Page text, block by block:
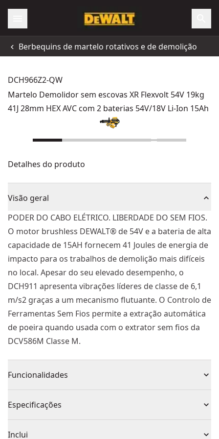
Berbequins de martelo rotativos e de demolição
DCH966Z2-QW
Martelo Demolidor sem escovas XR Flexvolt 54V 19kg
41J 28mm HEX AVC com 2 baterias 54V/18V Li-Ion 15Ah
Detalhes do produto
Visão geral
PODER DO CABO ELÉTRICO. LIBERDADE DO SEM FIOS.
O motor brushless DEWALT® de 54V e a bateria de alta
capacidade de 15AH fornecem 41 Joules de energia de
impacto para os trabalhos de demolição mais difíceis
no local. Apesar do seu elevado desempenho, o
DCH911 apresenta vibrações líderes de classe de 6,1
m/s2 graças a um mecanismo flutuante. O Controlo de
Ferramentas Sem Fios permite a extração automática
de poeira quando usada com o extrator sem fios da
DCV586M Classe M.
Funcionalidades
manutenção reduzida.
Especificações
Tipo de Produto Martelo Demolidor
Inclui